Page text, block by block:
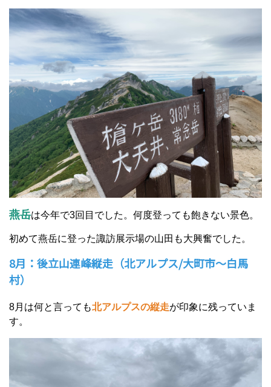
燕岳は今年で3回目でした。何度登っても飽きない景色。
初めて燕岳に登った諏訪展示場の山田も大興奮でした。
8月：後立山連峰縦走（北アルプス/大町市～白馬
村）
8月は何と言っても北アルプスの縦走が印象に残っていま
す。